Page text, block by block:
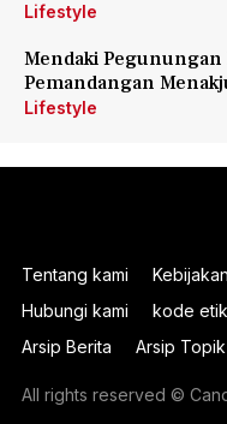
Lifestyle
Mendaki Pegunungan
Pemandangan
Lifestyle
Tentang kami
Hubungi kami
kode etik
Arsip Berita
Arsip Topik
All rights reserved ©